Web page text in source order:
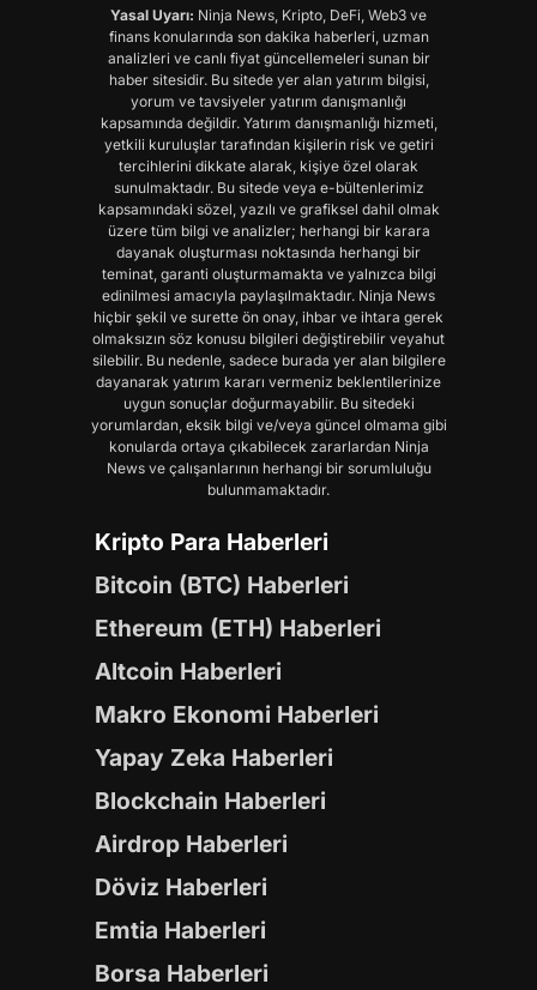
Yasal Uyarı: Ninja News, Kripto, DeFi, Web3 ve
finans konularında son dakika haberleri, uzman
analizleri ve canlı fiyat güncellemeleri sunan bir
haber sitesidir. Bu sitede yer alan yatırım bilgisi,
yorum ve tavsiyeler yatırım danışmanlığı
kapsamında değildir. Yatırım danışmanlığı hizmeti,
yetkili kuruluşlar tarafından kişilerin risk ve getiri
tercihlerini dikkate alarak, kişiye özel olarak
sunulmaktadır. Bu sitede veya e-bültenlerimiz
kapsamındaki sözel, yazılı ve grafiksel dahil olmak
üzere tüm bilgi ve analizler; herhangi bir karara
dayanak oluşturması noktasında herhangi bir
teminat, garanti oluşturmamakta ve yalnızca bilgi
edinilmesi amacıyla paylaşılmaktadır. Ninja News
hiçbir şekil ve surette ön onay, ihbar ve ihtara gerek
olmaksızın söz konusu bilgileri değiştirebilir veyahut
silebilir. Bu nedenle, sadece burada yer alan bilgilere
dayanarak yatırım kararı vermeniz beklentilerinize
uygun sonuçlar doğurmayabilir. Bu sitedeki
yorumlardan, eksik bilgi ve/veya güncel olmama gibi
konularda ortaya çıkabilecek zararlardan Ninja
News ve çalışanlarının herhangi bir sorumluluğu
bulunmamaktadır.
Kripto Para Haberleri
Bitcoin (BTC) Haberleri
Ethereum (ETH) Haberleri
Altcoin Haberleri
Makro Ekonomi Haberleri
Yapay Zeka Haberleri
Blockchain Haberleri
Airdrop Haberleri
Döviz Haberleri
Emtia Haberleri
Borsa Haberleri